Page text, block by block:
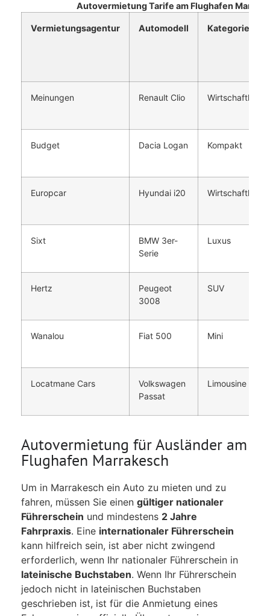
Autovermietung Tarife am Flughafen
Vermietungsagentur Automodell Kategorie
Meinungen Renault Clio Wirtschaftlich
Budget Dacia Logan Kompakt
Europcar Hyundai i20 Wirtschaftlich
Sixt
BMW 3er-
Serie
Luxus
Hertz
Peugeot
3008
SUV
Wanalou Fiat 500 Mini
Locatmane Cars
Volkswagen
Passat
Limousine
Autovermietung für Ausländer am
Flughafen Marrakesch
Um in Marrakesch ein Auto zu mieten und zu
fahren, müssen Sie einen gültiger nationaler
Führerschein und mindestens 2 Jahre
Fahrpraxis. Eine internationaler Führerschein
kann hilfreich sein, ist aber nicht zwingend
erforderlich, wenn Ihr nationaler Führerschein in
lateinische Buchstaben. Wenn Ihr Führerschein
jedoch nicht in lateinischen Buchstaben
geschrieben ist, ist für die Anmietung eines